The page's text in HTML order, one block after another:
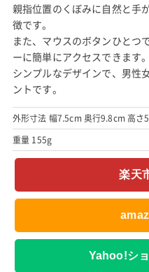
親指位置のくぼみに自然と手
徴です。
また、マウスのボタンひとつ
ーに簡単にアクセスできます。
シンプルなデザインで、男性
ントです。
外形寸法 幅7.5cm 奥行9.8cm 高さ
重量 155g
楽天
Yahoo!シ